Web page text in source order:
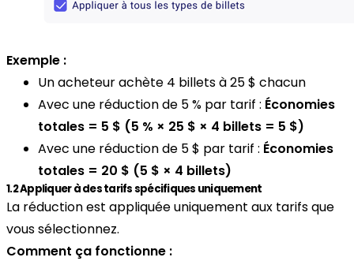
Exemple :
Un acheteur achète 4 billets à 25 $ chacun
Avec une réduction de 5 % par tarif : Économies
totales = 5 $ (5 % × 25 $ × 4 billets = 5 $)
Avec une réduction de 5 $ par tarif : Économies
totales = 20 $ (5 $ × 4 billets)
1.2 Appliquer à des tarifs spécifiques uniquement
La réduction est appliquée uniquement aux tarifs que
vous sélectionnez.
Comment ça fonctionne :